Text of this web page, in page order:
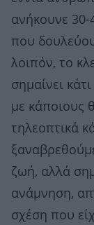
ανήκουνε
που
λοιπόν, το
σημαίνει
με κάποιους
τηλεοπτικά
ζωή, αλλά
ανάμνηση,
σχέση που